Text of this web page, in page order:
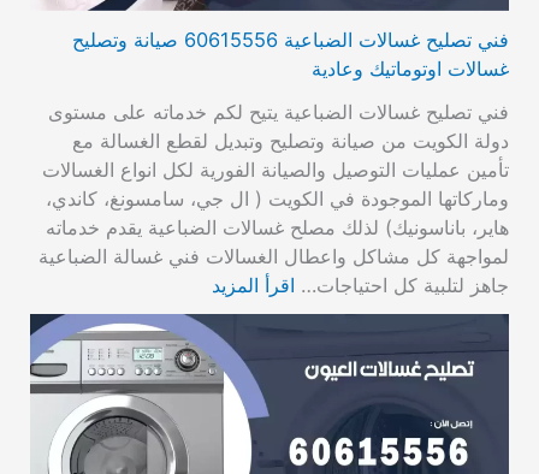
فني تصليح غسالات الضباعية 60615556 صيانة وتصليح
غسالات اوتوماتيك وعادية
فني تصليح غسالات الضباعية يتيح لكم خدماته على مستوى
دولة الكويت من صيانة وتصليح وتبديل لقطع الغسالة مع
تأمين عمليات التوصيل والصيانة الفورية لكل انواع الغسالات
وماركاتها الموجودة في الكويت ( ال جي، سامسونغ، كاندي،
هاير، باناسونيك) لذلك مصلح غسالات الضباعية يقدم خدماته
لمواجهة كل مشاكل واعطال الغسالات فني غسالة الضباعية
جاهز لتلبية كل احتياجات… اقرأ المزيد